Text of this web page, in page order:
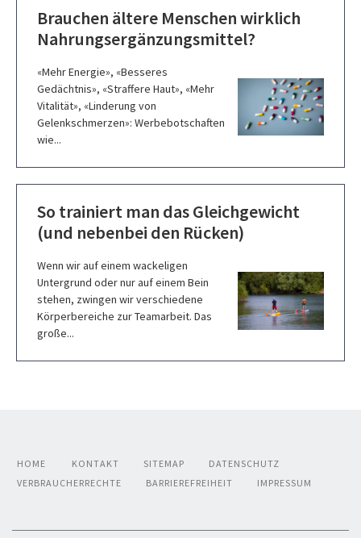
Brauchen ältere Menschen wirklich
Nahrungsergänzungsmittel?
«Mehr Energie», «Besseres
Gedächtnis», «Straffere Haut», «Mehr
Vitalität», «Linderung von
Gelenkschmerzen»: Werbebotschaften
wie...
So trainiert man das Gleichgewicht
(und nebenbei den Rücken)
Wenn wir auf einem wackeligen
Untergrund oder nur auf einem Bein
stehen, zwingen wir verschiedene
Körperbereiche zur Teamarbeit. Das
große...
HOME KONTAKT SITEMAP
DATENSCHUTZ
VERBRAUCHERRECHTE
BARRIEREFREIHEIT IMPRESSUM